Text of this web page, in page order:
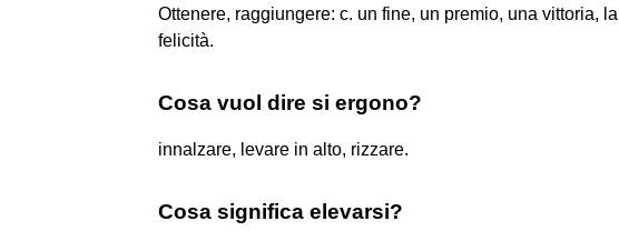
Ottenere, raggiungere: c. un fine, un premio, una vittoria,
felicità.
Cosa vuol dire si ergono?
innalzare, levare in alto, rizzare.
Cosa significa elevarsi?